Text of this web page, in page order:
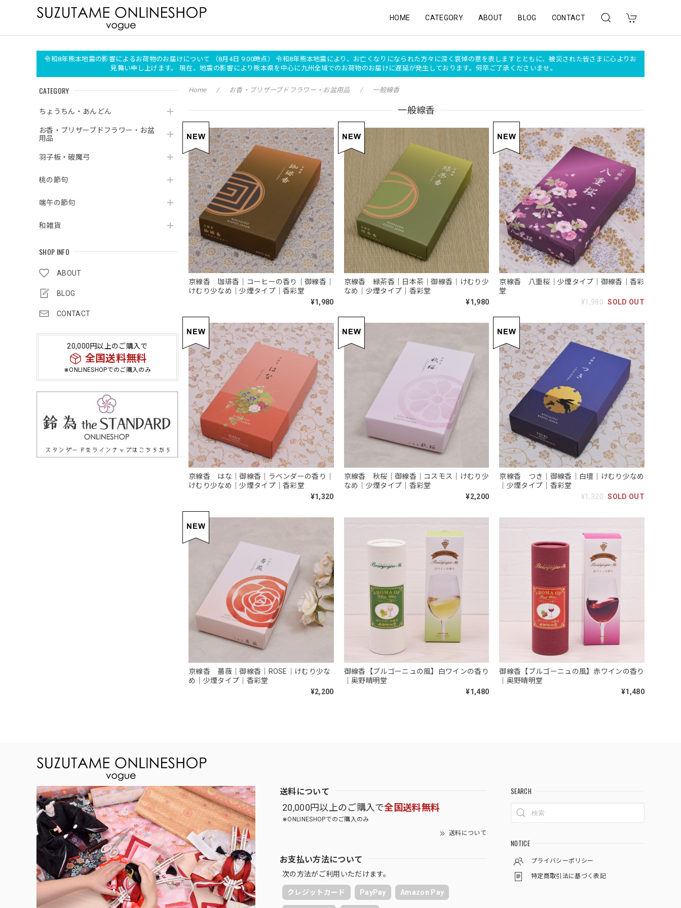
HOME CATEGORY ABOUT BLOG CONTACT
令和8年熊本地震の影響によるお荷物のお届けについて （8月4日 9:00時点） 令和8年熊本地震により、お亡くなりになられた方々に深く哀悼の意を表しますとともに、被災された皆さまに心よりお
見舞い申し上げます。 現在、地震の影響により熊本県を中心に九州全域でのお荷物のお届けに遅延が発生しております。何卒ご了承くださいませ。
CATEGORY
ちょうちん・あんどん
お香・ブリザーブドフラワー・お盆
用品
羽子板・破魔弓
桃の節句
端午の節句
和雑貨
SHOP INFO
ABOUT
BLOG
CONTACT
20,000円以上のご購入で
全国送料無料
⋇ONLINESHOPでのご購入のみ
Home お香・ブリザーブドフラワー・お盆用品 一般線香
一般線香
京線香 珈琲香｜コーヒーの香り｜御線香｜
けむり少なめ｜少煙タイプ｜香彩堂
¥1,980
京線香 緑茶香｜日本茶｜御線香｜けむり少
なめ｜少煙タイプ｜香彩堂
¥1,980
京線香 八重桜｜少煙タイプ｜御線香｜香彩
堂
¥1,980 SOLD OUT
京線香 はな｜御線香｜ラベンダーの香り｜
けむり少なめ｜少煙タイプ｜香彩堂
¥1,320
京線香 秋桜｜御線香｜コスモス｜けむり少
なめ｜少煙タイプ｜香彩堂
¥2,200
京線香 つき｜御線香｜白壇｜けむり少なめ
｜少煙タイプ｜香彩堂
¥1,320 SOLD OUT
京線香 薔薇｜御線香｜ROSE｜けむり少な
め｜少煙タイプ｜香彩堂
¥2,200
御線香【ブルゴーニュの風】白ワインの香り
｜奥野晴明堂
¥1,480
御線香【ブルゴーニュの風】赤ワインの香り
｜奥野晴明堂
¥1,480
送料について
20,000円以上のご購入で全国送料無料
⋇ONLINESHOPでのご購入のみ
送料について
お支払い方法について
次の方法がご利用いただけます。
クレジットカード PayPay Amazon Pay
SEARCH
NOTICE
プライバシーポリシー
特定商取引法に基づく表記